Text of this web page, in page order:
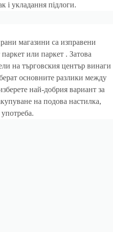
і укладання підлоги.
магазини са изправени
паркет или паркет . Затова
на търговския център винаги
основните разлики между
най-добрия вариант за
на подова настилка,